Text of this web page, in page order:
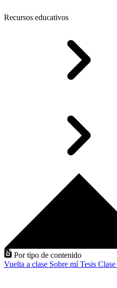
Recursos educativos
Por tipo de contenido
Vuelta a clase Sobre míTesis Clase